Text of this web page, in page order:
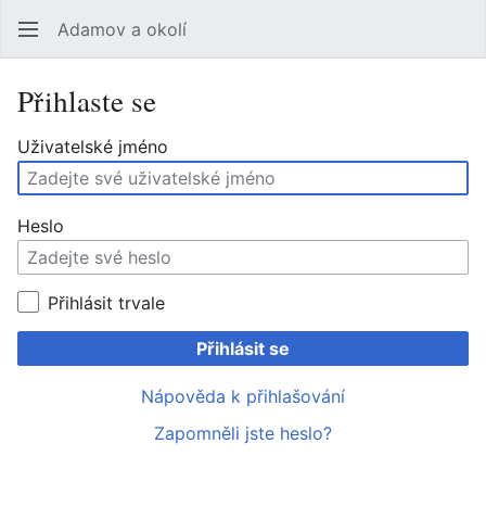
Adamov a okolí
Přihlaste se
Uživatelské jméno
Heslo
Přihlásit trvale
Přihlásit se
Nápověda k přihlašování
Zapomněli jste heslo?